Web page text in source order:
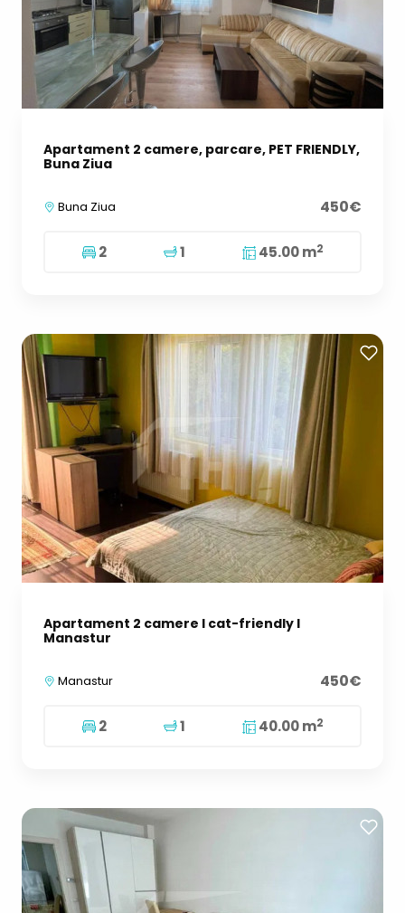
Apartament 2 camere, parcare, PET FRIENDLY,
Buna Ziua
Buna Ziua 450€
2 1 45.00 m2
Apartament 2 camere I cat-friendly I
Manastur
Manastur 450€
2 1 40.00 m2